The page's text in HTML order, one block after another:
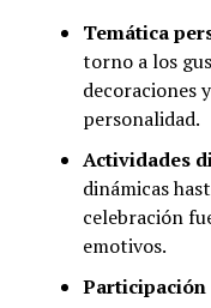
Temática
torno a los
decoraciones
personalidad.
Actividades
dinámicas
celebración
emotivos.